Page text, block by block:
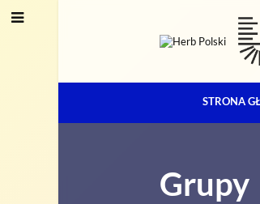
STRONA
Grupy